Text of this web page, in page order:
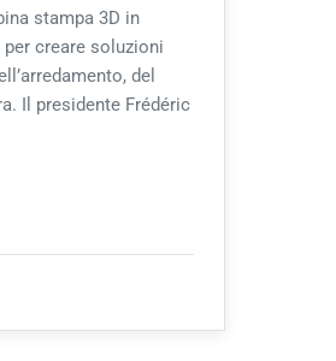
stampa 3D in
creare soluzioni
del
Il presidente Frédéric